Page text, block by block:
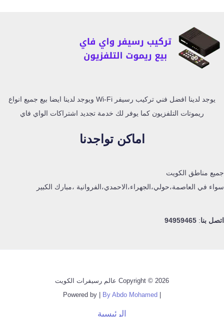
يوجد لدينا افضل فني تركيب رسيفر Wi-Fi ويوجد لدينا ايضا بيع جميع انواع
ريموتات التلفزيون كما يوفر لك خدمة تجديد اشتراكات الواي فاي
اماكن تواجدنا
جميع مناطق الكويت
سواء في العاصمة،حولي،الجهراء،الاحمدي،الفروانية ،مبارك الكبير
اتصل بنا:
94959465
Copyright © 2026 عالم رسيفرات الكويت
By Abdo Mohamed
الرئيسية